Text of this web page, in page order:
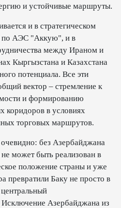
и устойчивые маршруты.
и в стратегическом
по АЭС "Аккую", и в
между Ираном и
Кыргызстана и Казахстана
потенциала. Все эти
вектор – стремление к
и формированию
коридоров в условиях
торговых маршрутов.
без Азербайджана
может быть реализован в
положение страны и уже
превратили Баку не просто в
Исключение Азербайджана из